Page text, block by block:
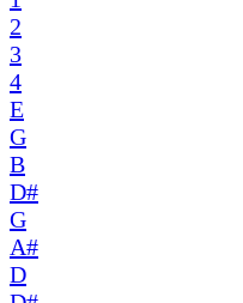
2
3
4
E
G
B
D#
G
A#
D